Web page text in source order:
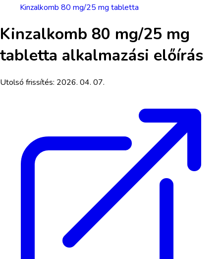
Kinzalkomb 80 mg/25 mg tabletta
Kinzalkomb 80 mg/25 mg
tabletta alkalmazási előírás
Utolsó frissítés: 2026. 04. 07.